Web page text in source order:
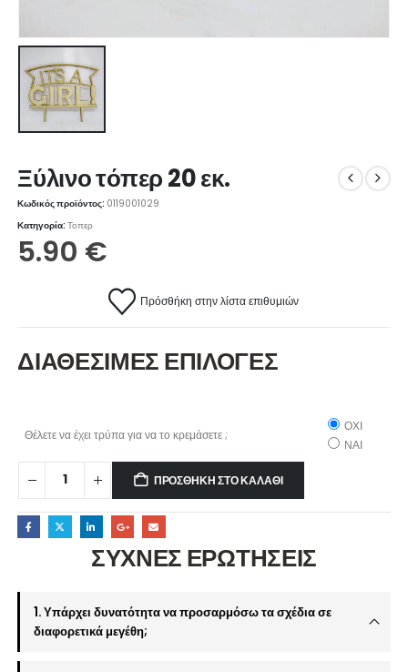
Ξύλινο τόπερ 20 εκ.
Κωδικός προϊόντος: 0119001029
Κατηγορία:Τοπερ
5.90 €
Πρόσθήκη στην λίστα επιθυμιών
ΔΙΑΘΕΣΙΜΕΣ ΕΠΙΛΟΓΕΣ
Θέλετε να έχει τρύπα για να το κρεμάσετε ;
ΟΧΙ
ΝΑΙ
ΠΡΟΣΘΉΚΗ ΣΤΟ ΚΑΛΆΘΙ
ΣΥΧΝΕΣ ΕΡΩΤΗΣΕΙΣ
1. Υπάρχει δυνατότητα να προσαρμόσω τα σχέδια σε
διαφορετικά μεγέθη;